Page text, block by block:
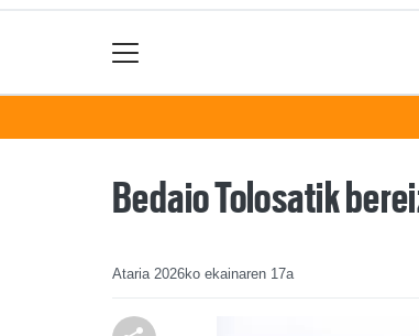
Bedaio Tolosatik
Ataria 2026ko ekainaren 17a